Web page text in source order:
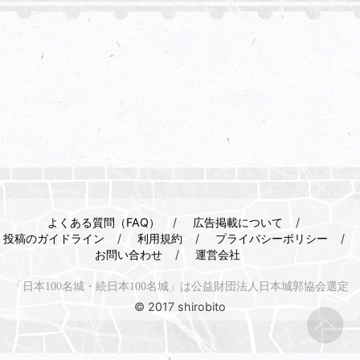
よくある質問（FAQ）
広告掲載について
投稿のガイドライン
利用規約
プライバシーポリシー
お問い合わせ
運営会社
「日本100名城・続日本100名城」は公益財団法人日本城郭協会選定
© 2017 shirobito